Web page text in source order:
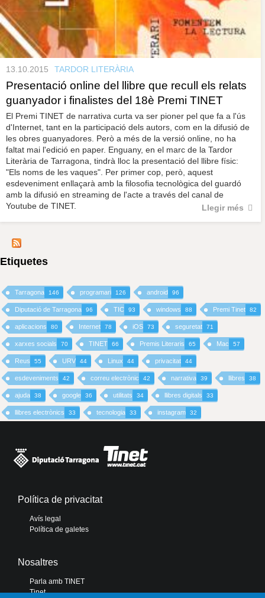
13.10.2015 TARDOR LITERÀRIA
Presentació online del llibre que recull els relats
guanyador i finalistes del 18è Premi TINET
El Premi TINET de narrativa curta va ser pioner pel que fa a l'ús
d'Internet, tant en la participació dels autors, com en la difusió de
les obres guanyadores. Però a més de la versió online, no ha
faltat mai l'edició en paper. Enguany, en el marc de la Tardor
Literària de Tarragona, tindrà lloc la presentació del llibre físic:
"Els noms de les vaques". Per primer cop, però, aquest
esdeveniment enllaçarà amb la filosofia tecnològica del guardó
amb la difusió en streaming de l'acte a través del canal de
Youtube de TINET.
Llegir més
Etiquetes
Tarragona 146 programari 126 android 96
Diputació de Tarragona 96 TIC 93 windows 88 Premi Tinet 82
aplicacions 80 Internet 78 iOS 73 seguretat 71
xarxes socials 70 TINET 66 Premis Literaris 65 Mac 57
Reus 55 URV 44 Linux 44 privacitat 44
esdeveniments 42 correu electrònic 42 narrativa 39 llibres 38
ajuda 38 google 36 utilitats 34 llibres digitals 33
llibres electrònics 33 tecnologia 33 instagram 32
Política de privacitat
Avís legal
Política de galetes
Nosaltres
Parla amb TINET
Tinet